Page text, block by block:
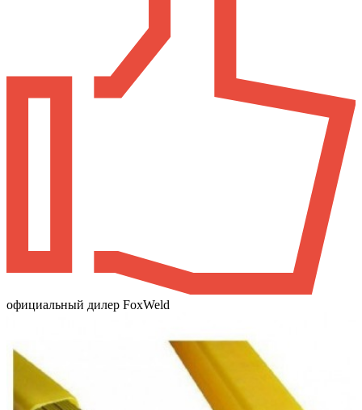
официальный дилер FoxWeld